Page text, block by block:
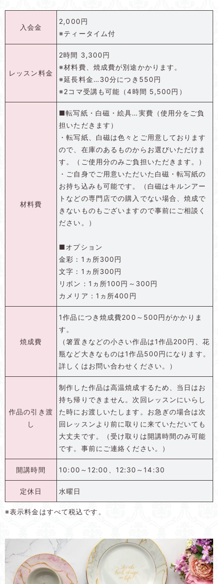
入会金
2,000円
※ティータイム付
レッスン料金
2時間 3,300円
※材料費、焼成費が別途かかります。
※延長料金…30分につき550円
※2コマ受講も可能（4時間 5,500円）
材料費
■転写紙・白磁・絵具…実費（使用分をご負
担いただきます）
・転写紙、白磁は色々とご用意しております
ので、在庫のあるものからお選びいただけま
す。（ご使用分のみご負担いただきます。）
・ご自身でご用意いただいた白磁・転写紙の
お持ち込みも可能です。（白磁はキルンアー
トなどの専門店での購入でない場合、焼成で
きないものもございますので事前にご相談く
ださい。）
■オプション
金彩：1ヵ所300円
文字：1ヵ所300円
リボン：1ヵ所100円～300円
カメリア：1ヵ所400円
焼成費
1作品につき焼成費200～500円がかかりま
す。
（箸置きなどの小さい作品は1作品200円、花
瓶など大きなものは1作品500円になります。
詳しくはお問い合わせください。）
作品の引き渡
し
制作した作品は高温焼成するため、当日はお
持ち帰りできません。次回レッスンにいらし
た時にお渡しいたします。お急ぎの場合は次
回レッスンより前に取りに来ていただいても
大丈夫です。（受け取りは開講時間のみ可能
です。事前にご連絡ください。）
開講時間 10:00～12:00、12:30～14:30
定休日 水曜日
※表示料金はすべて税込です。